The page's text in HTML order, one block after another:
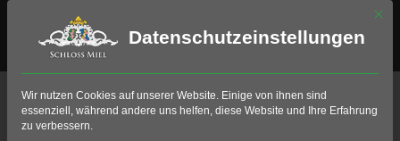
HAUPTGERICHTE
Mit
Datenschutzeinstellungen
Wir nutzen Cookies auf unserer Website. Einige von ihnen sind
essenziell, während andere uns helfen, diese Website und Ihre Erfahrung
zu verbessern.